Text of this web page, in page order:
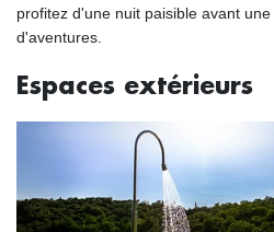
profitez d'une nuit paisible avant
d'aventures.
Espaces extérieurs